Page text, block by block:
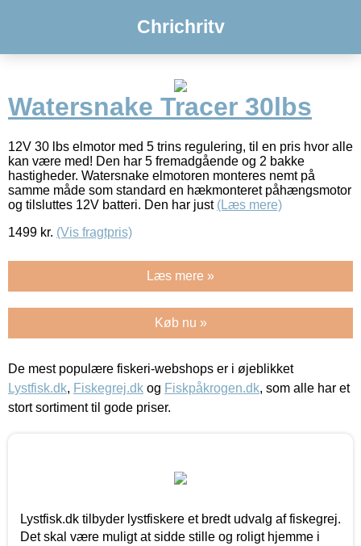
Chrichritv
Watersnake Tracer 30lbs
12V 30 lbs elmotor med 5 trins regulering, til en pris hvor alle
kan være med! Den har 5 fremadgående og 2 bakke
hastigheder. Watersnake elmotoren monteres nemt på
samme måde som standard en hækmonteret påhængsmotor
og tilsluttes 12V batteri. Den har just (Læs mere)
1499 kr. (Vis fragtpris)
Læs mere »
Køb nu »
De mest populære fiskeri-webshops er i øjeblikket
Lystfisk.dk, Fiskegrej.dk og Fiskpåkrogen.dk, som alle har et
stort sortiment til gode priser.
Lystfisk.dk tilbyder lystfiskere et bredt udvalg af fiskegrej.
Det skal være muligt at sidde stille og roligt hjemme i